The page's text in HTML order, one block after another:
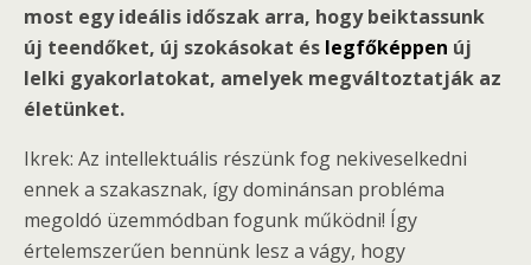
most egy ideális időszak arra, hogy beiktassunk
új teendőket, új szokásokat és legfőképpen új
lelki gyakorlatokat, amelyek megváltoztatják az
életünket.
Ikrek: Az intellektuális részünk fog nekiveselkedni
ennek a szakasznak, így dominánsan probléma
megoldó üzemmódban fogunk működni! Így
értelemszerűen bennünk lesz a vágy, hogy